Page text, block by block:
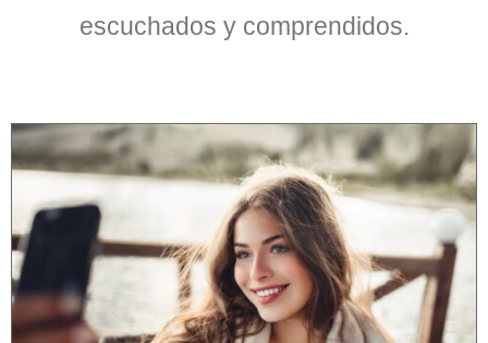
escuchados y comprendidos.